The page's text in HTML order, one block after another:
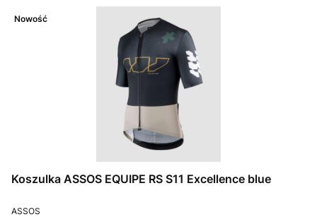
Nowość
Koszulka ASSOS EQUIPE RS S11 Excellence blue
PRODUCENT
ASSOS